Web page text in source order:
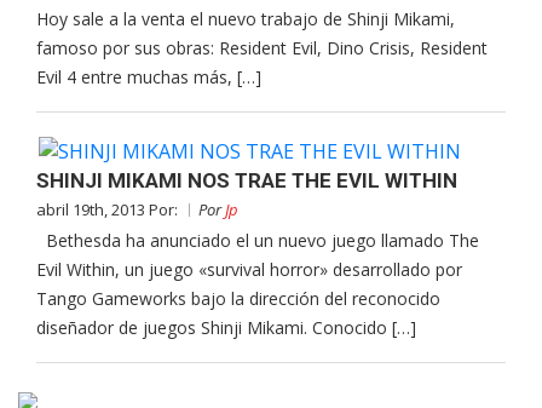
Hoy sale a la venta el nuevo trabajo de Shinji Mikami,
famoso por sus obras: Resident Evil, Dino Crisis, Resident
Evil 4 entre muchas más, […]
SHINJI MIKAMI NOS TRAE THE EVIL WITHIN
abril 19th, 2013 Por: PorJp
Bethesda ha anunciado el un nuevo juego llamado The
Evil Within, un juego «survival horror» desarrollado por
Tango Gameworks bajo la dirección del reconocido
diseñador de juegos Shinji Mikami. Conocido […]